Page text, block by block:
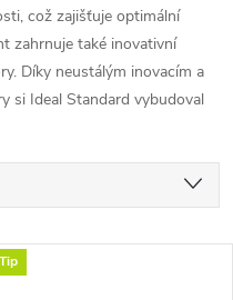
což zajišťuje optimální
zahrnuje také inovativní
Díky neustálým inovacím a
si Ideal Standard vybudoval
Tip